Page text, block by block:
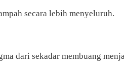
secara lebih menyeluruh.
dari sekadar membuang